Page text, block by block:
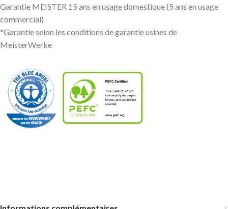
Garantie MEISTER 15 ans en usage domestique (5 ans en usage
commercial)
*Garantie selon les conditions de garantie usines de
MeisterWerke